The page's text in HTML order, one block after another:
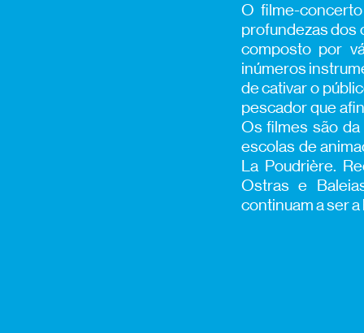
O filme-
profundezas dos
composto por
inúmeros
de cativar o
pescador que
Os filmes são
escolas de
La Poudrière.
Ostras e
continuam a ser